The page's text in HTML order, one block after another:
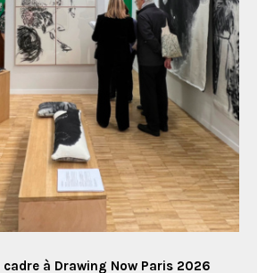
à Drawing Now Paris 2026